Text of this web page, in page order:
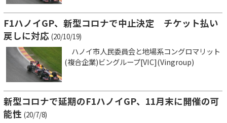
F1ハノイGP、新型コロナで中止決定 チケット払い
戻しに対応 (20/10/19)
ハノイ市人民委員会と地場系コングロマリット
(複合企業)ビングループ[VIC](Vingroup)
新型コロナで延期のF1ハノイGP、11月末に開催の可
能性 (20/7/8)